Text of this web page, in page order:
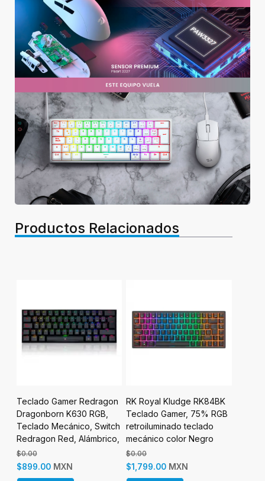
Productos Relacionados
Gamer Redragon
K630 RGB,
Mecánico, Switch
Red, Alámbrico,
MXN
RK Royal Kludge RK84BK
Teclado Gamer, 75% RGB
retroiluminado teclado
mecánico color Negro
$1,799.00 MXN
RK Royal
Teclado
retroiluminado
mecánico